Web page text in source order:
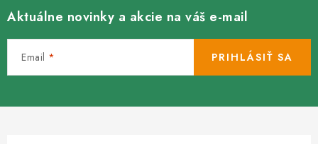
Aktuálne novinky a akcie na váš e-mail
Email PRIHLÁSIŤ SA